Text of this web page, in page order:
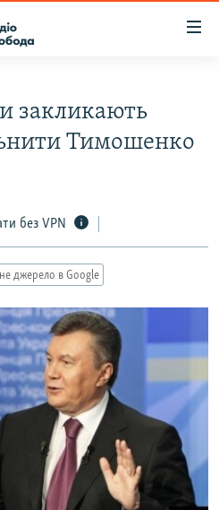
закликають
Тимошенко
без VPN
джерело в Google